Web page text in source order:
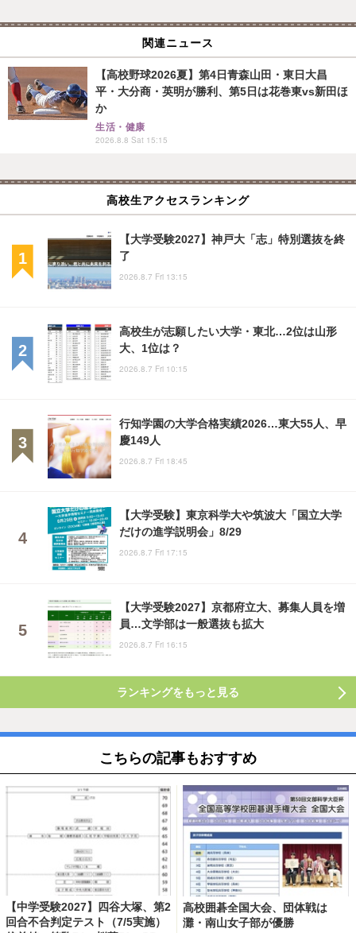
関連ニュース
【高校野球2026夏】第4日青森山田・東日大昌
平・大分商・英明が勝利、第5日は花巻東vs新田ほ
か
生活・健康
2026.8.8 Sat 15:15
高校生アクセスランキング
【大学受験2027】神戸大「志」特別選抜を終
了
2026.8.7 Fri 13:15
高校生が志願したい大学・東北…2位は山形
大、1位は？
2026.8.7 Fri 10:15
行知学園の大学合格実績2026…東大55人、早
慶149人
2026.8.7 Fri 18:45
【大学受験】東京科学大や筑波大「国立大学
だけの進学説明会」8/29
2026.8.7 Fri 17:15
【大学受験2027】京都府立大、募集人員を増
員…文学部は一般選抜も拡大
2026.8.7 Fri 16:15
ランキングをもっと見る
こちらの記事もおすすめ
【中学受験2027】四谷大塚、第2
回合不合判定テスト（7/5実施）
高校囲碁全国大会、団体戦は
灘・南山女子部が優勝